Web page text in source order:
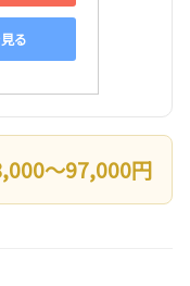
る
〜97,000円